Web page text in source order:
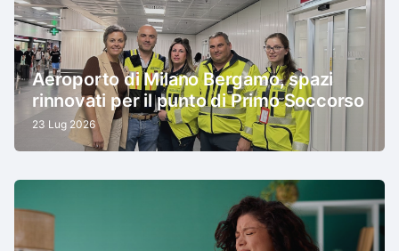
Aeroporto di Milano Bergamo, spazi
rinnovati per il punto di Primo Soccorso
23 Lug 2026